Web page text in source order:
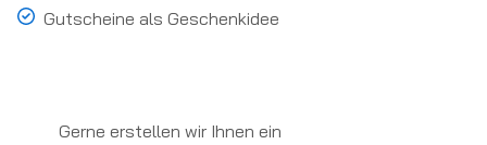
Gutscheine als Geschenkidee
Gerne erstellen wir Ihnen ein